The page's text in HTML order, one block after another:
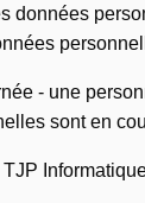
données
- une
sont en